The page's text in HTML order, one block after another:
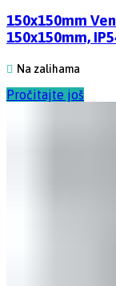
150x150mm
150x150mm,
Na zalihama
Pročitajte još